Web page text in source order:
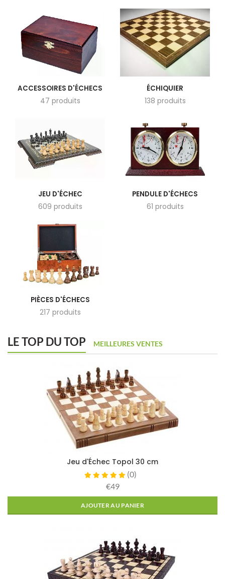
ACCESSOIRES D'ÉCHECS
47 produits
ÉCHIQUIER
138 produits
JEU D'ÉCHEC
609 produits
PENDULE D'ÉCHECS
61 produits
PIÈCES D'ÉCHECS
217 produits
LE TOP DU TOP MEILLEURES VENTES
Jeu d'Échec Topol 30 cm
(0)
€49
AJOUTER AU PANIER